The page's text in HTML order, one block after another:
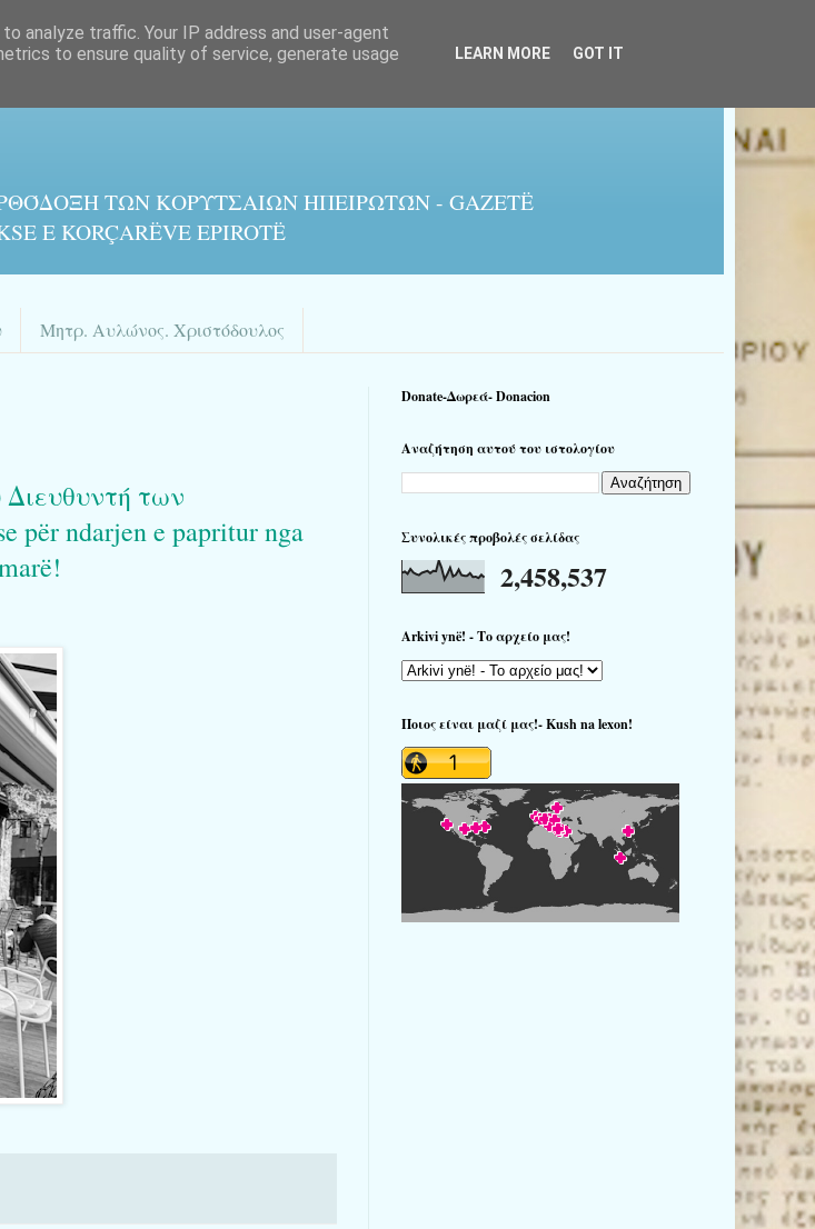
ΤΩΝ ΚΟΡΥΤΣΑΙΩΝ ΗΠΕΙΡΩΤΏΝ - GAZETË
E KORÇARËVE EPIROTË
Μητρ. Αυλώνος. Χριστόδουλος
Διευθυντή των
për ndarjen e papritur nga
Donate-Δωρεά- Donacion
Αναζήτηση αυτού του ιστολογίου
Συνολικές προβολές σελίδας
2,458,537
Arkivi ynë! - Το αρχείο μας!
Ποιος είναι μαζί μας!- Kush na lexon!
analyze traffic. Your IP address and user-agent
to ensure quality of service, generate usage
LEARN MORE GOT IT